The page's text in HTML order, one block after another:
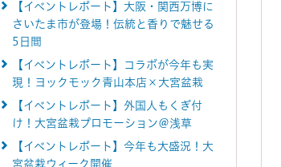
【イベントレポート】大阪・関西万博に
さいたま市が登場！伝統と香りで魅せる
5日間
【イベントレポート】コラボが今年も実
現！ヨックモック青山本店×大宮盆栽
【イベントレポート】外国人もくぎ付
け！大宮盆栽プロモーション＠浅草
【イベントレポート】今年も大盛況！大
宮盆栽ウィーク開催